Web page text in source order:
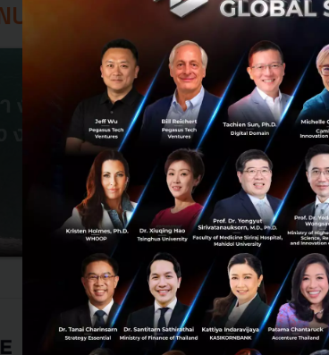
RULE
รู้จัก 'กฎ 2 นาที' เทคนิคบริห
นิสัยผัดวันประกันพรุ่ง
‘กฎ 2 นาที’ คือเทคนิคบริหารเ
ผัดวันประกันพรุ่ง...
กรกฎาคม 2, 2026| ByTechsauce
0
Saucy Thoughts กฎ 2 นาที 2-
เทคนิคบริหารเวลา
Techsauce Media